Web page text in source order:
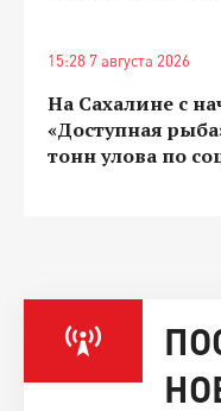
15:28 7 августа 2026
На Сахалине с
«Доступная
тонн улова по